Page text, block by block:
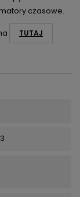
czasowe.
TUTAJ